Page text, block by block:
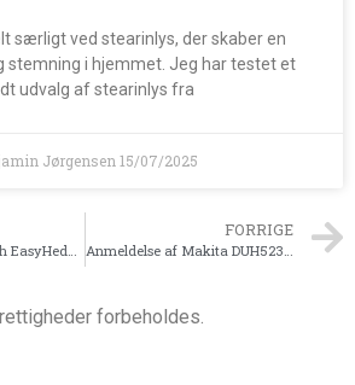
særligt ved stearinlys, der skaber en
stemning i hjemmet. Jeg har testet et
udvalg af stearinlys fra
Jørgensen15/07/2025
Anmeldelse af Bosch EasyHedgeCut 55
FORRIGE
Anmeldelse af Makita DUH523Z 18V Solo
forbeholdes.